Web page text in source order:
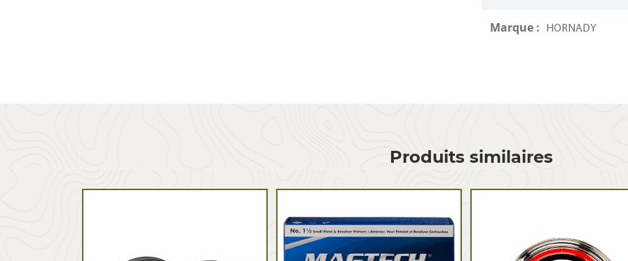
Marque : HORNADY
Produits similaires